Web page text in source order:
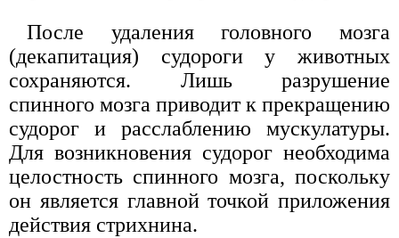
После удаления головного мозга
(декапитация) судороги у животных
сохраняются. Лишь разрушение
спинного мозга приводит к прекращению
судорог и расслаблению мускулатуры.
Для возникновения судорог необходима
целостность спинного мозга, поскольку
он является главной точкой приложения
действия стрихнина.